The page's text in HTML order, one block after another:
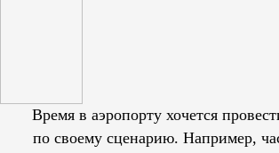
Время в аэропорту хочется
по своему сценарию. Например,